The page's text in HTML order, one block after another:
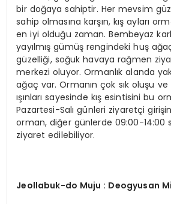
bir doğaya sahiptir. Her mevsim
sahip olmasına karşın, kış ayları
en iyi olduğu zaman. Bembeyaz
yayılmış gümüş rengindeki huş
güzelliği, soğuk havaya rağmen
merkezi oluyor. Ormanlık alanda
ağaç var. Ormanın çok sık oluşu
ışınları sayesinde kış esintisini bu
Pazartesi-Salı günleri ziyaretçi
orman, diğer günlerde 09:00-14:00
ziyaret edilebiliyor.
Jeollabuk-do Muju : Deogyusan